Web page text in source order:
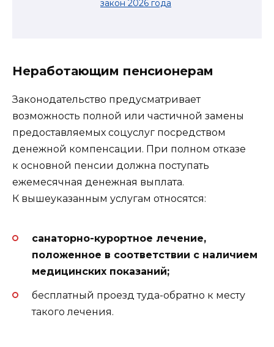
закон 2026 года
Неработающим пенсионерам
Законодательство предусматривает
возможность полной или частичной замены
предоставляемых соцуслуг посредством
денежной компенсации. При полном отказе
к основной пенсии должна поступать
ежемесячная денежная выплата.
К вышеуказанным услугам относятся:
санаторно-курортное лечение,
положенное в соответствии с наличием
медицинских показаний;
бесплатный проезд туда-обратно к месту
такого лечения.